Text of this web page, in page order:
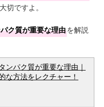
切ですよ。
ク質が重要な理由を解説
ンパク質が重要な理由｜
な方法をレクチャー！